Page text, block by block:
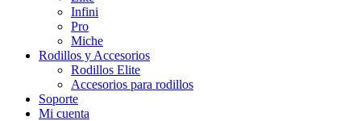
Infini
Pro
Miche
Rodillos y Accesorios
Rodillos Elite
Accesorios para rodillos
Soporte
Mi cuenta